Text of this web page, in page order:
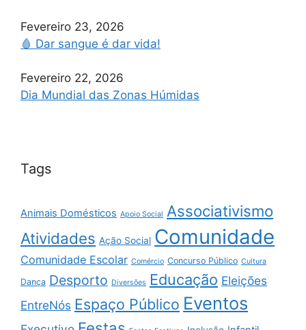
Fevereiro 23, 2026
🩸 Dar sangue é dar vida!
Fevereiro 22, 2026
Dia Mundial das Zonas Húmidas
Tags
Animais Domésticos Apoio Social Associativismo
Atividades Ação Social Comunidade
Comunidade Escolar Comércio Concurso Público Cultura
Dança Desporto Diversões Educação Eleições
EntreNós Espaço Público Eventos